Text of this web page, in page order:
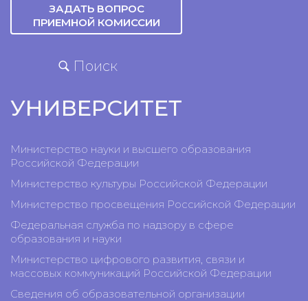
ЗАДАТЬ ВОПРОС
ПРИЕМНОЙ КОМИССИИ
Поиск
УНИВЕРСИТЕТ
Министерство науки и высшего образования
Российской Федерации
Министерство культуры Российской Федерации
Министерство просвещения Российской Федерации
Федеральная служба по надзору в сфере
образования и науки
Министерство цифрового развития, связи и
массовых коммуникаций Российской Федерации
Сведения об образовательной организации